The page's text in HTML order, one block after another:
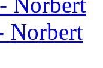
Norbert